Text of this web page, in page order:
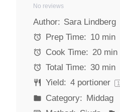
t
r
t
a
r
s
t
a
r
s
S
t
a
r
s
S
t
a
No reviews
Author: Sara Lindberg
Prep Time: 10 min
Cook Time: 20 min
Total Time: 30 min
Yield: 4portioner 1
Category: Middag